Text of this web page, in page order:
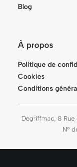
Blog
À propos
Politique de
Cookies
Conditions
Degriffmac, 8 Rue
N°